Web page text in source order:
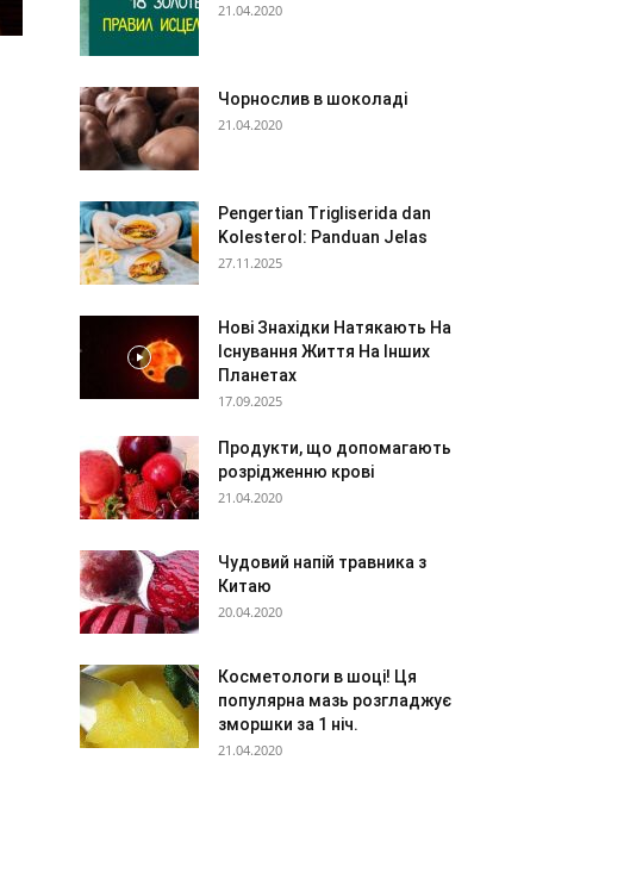
21.04.2020
Чорнослив в шоколаді
21.04.2020
Pengertian Trigliserida dan
Kolesterol: Panduan Jelas
27.11.2025
Нові Знахідки Натякають На
Існування Життя На Інших
Планетах
17.09.2025
Продукти, що допомагають
розрідженню крові
21.04.2020
Чудовий напій травника з
Китаю
20.04.2020
Косметологи в шоці! Ця
популярна мазь розгладжує
зморшки за 1 ніч.
21.04.2020